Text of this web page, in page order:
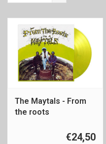
The Maytals - From
the roots
€24,50